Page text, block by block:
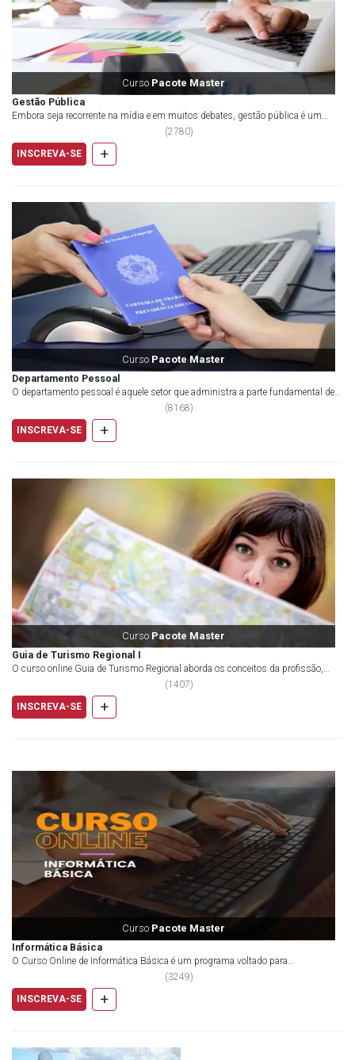
Curso Pacote Master
Gestão Pública
Embora seja recorrente na mídia e em muitos debates, gestão pública é um
(2780)
INSCREVA-SE
+
Curso Pacote Master
Departamento Pessoal
O departamento pessoal é aquele setor que administra a parte fundamental de
(8168)
INSCREVA-SE
+
Curso Pacote Master
Guia de Turismo Regional I
O curso online Guia de Turismo Regional aborda os conceitos da profissão,
abrangendo um extenso repert&oacut...
(1407)
INSCREVA-SE
+
Curso Pacote Master
Informática Básica
O Curso Online de Informática Básica é um programa voltado para
profissionais que buscam se atualizar, aprimorar e...
(3249)
INSCREVA-SE
+